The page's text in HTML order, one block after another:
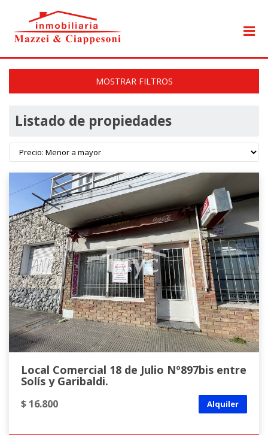
MOSTRAR FILTROS
Listado de propiedades
Local Comercial 18 de Julio Nº897bis entre
Solís y Garibaldi.
$ 16.800 Alquiler